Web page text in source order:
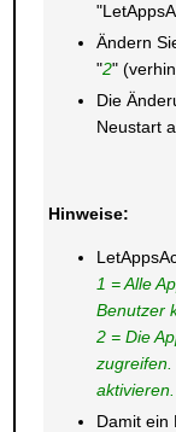
Ändern
"2"
Die
Neustart
Hinweise:
1 = Alle
Benutzer
2 = Die
aktivieren.
Damit ein